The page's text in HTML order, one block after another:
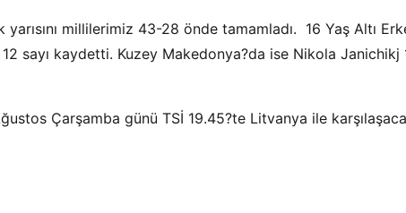
millilerimiz 43-28 önde tamamladı. 16 Yaş Altı
12 sayı kaydetti. Kuzey Makedonya?da ise Nikola Janichikj
Çarşamba günü TSİ 19.45?te Litvanya ile